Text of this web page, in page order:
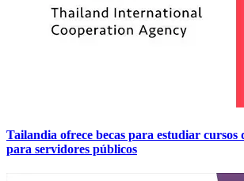
Tailandia ofrece becas para estudiar cursos
para servidores públicos